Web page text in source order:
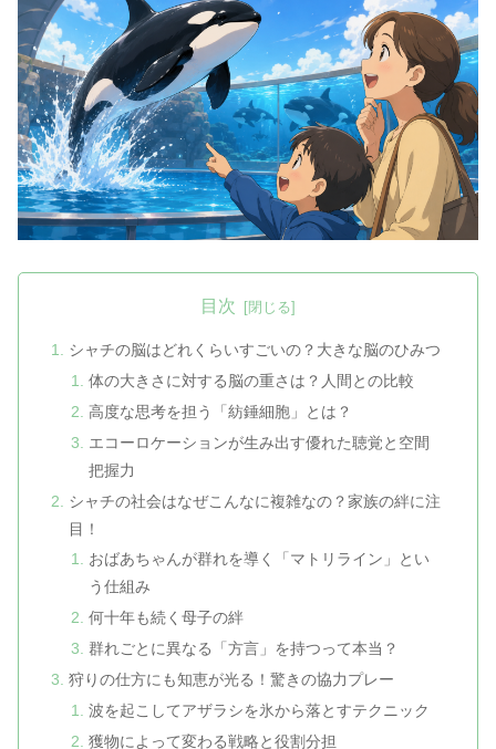
目次
シャチの脳はどれくらいすごいの？大きな脳のひみつ
体の大きさに対する脳の重さは？人間との比較
高度な思考を担う「紡錘細胞」とは？
エコーロケーションが生み出す優れた聴覚と空間
把握力
シャチの社会はなぜこんなに複雑なの？家族の絆に注
目！
おばあちゃんが群れを導く「マトリライン」とい
う仕組み
何十年も続く母子の絆
群れごとに異なる「方言」を持つって本当？
狩りの仕方にも知恵が光る！驚きの協力プレー
波を起こしてアザラシを氷から落とすテクニック
獲物によって変わる戦略と役割分担